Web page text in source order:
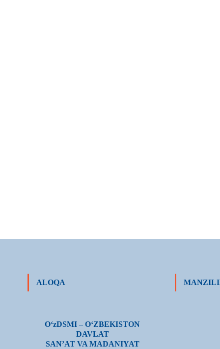
ALOQA
О‘zDSMI – О‘ZBEKISTON
DAVLAT
SAN’AT VA MADANIYAT